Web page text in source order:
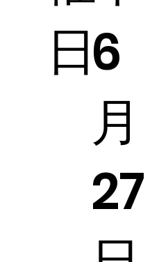
日6
月
27